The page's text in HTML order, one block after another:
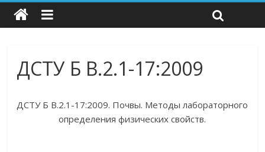
ДСТУ Б В.2.1-17:2009
ДСТУ Б В.2.1-17:2009. Почвы. Методы лабораторного
определения физических свойств.